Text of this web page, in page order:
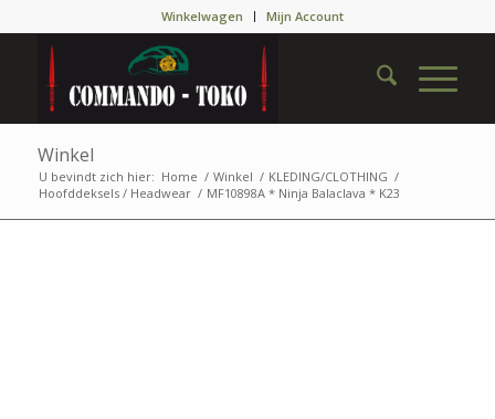
Winkelwagen Mijn Account
Winkel
U bevindt zich hier: Home / Winkel / KLEDING/CLOTHING /
Hoofddeksels / Headwear / MF10898A * Ninja Balaclava * K23